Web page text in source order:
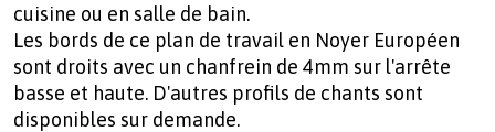
cuisine ou en salle de bain.
Les bords de ce plan de travail en Noyer Européen
sont droits avec un chanfrein de 4mm sur l'arrête
basse et haute. D'autres profils de chants sont
disponibles sur demande.